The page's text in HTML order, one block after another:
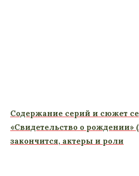
Содержание серий и сюжет
«Свидетельство о рождении»
закончится, актеры и роли